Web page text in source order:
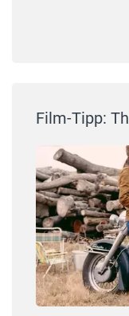
Film-Tipp: